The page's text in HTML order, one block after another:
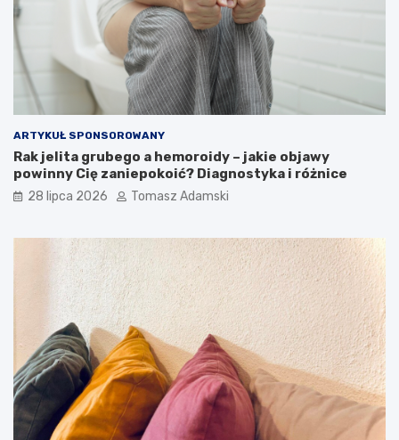
ARTYKUŁ SPONSOROWANY
Rak jelita grubego a hemoroidy – jakie objawy
powinny Cię zaniepokoić? Diagnostyka i różnice
28 lipca 2026 Tomasz Adamski